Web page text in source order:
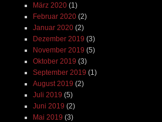
März 2020(1)
Februar 2020(2)
Januar 2020(2)
Dezember 2019 (3)
November 2019 (5)
Oktober 2019 (3)
September 2019 (1)
August 2019 (2)
Juli 2019 (5)
Juni 2019 (2)
Mai 2019 (3)